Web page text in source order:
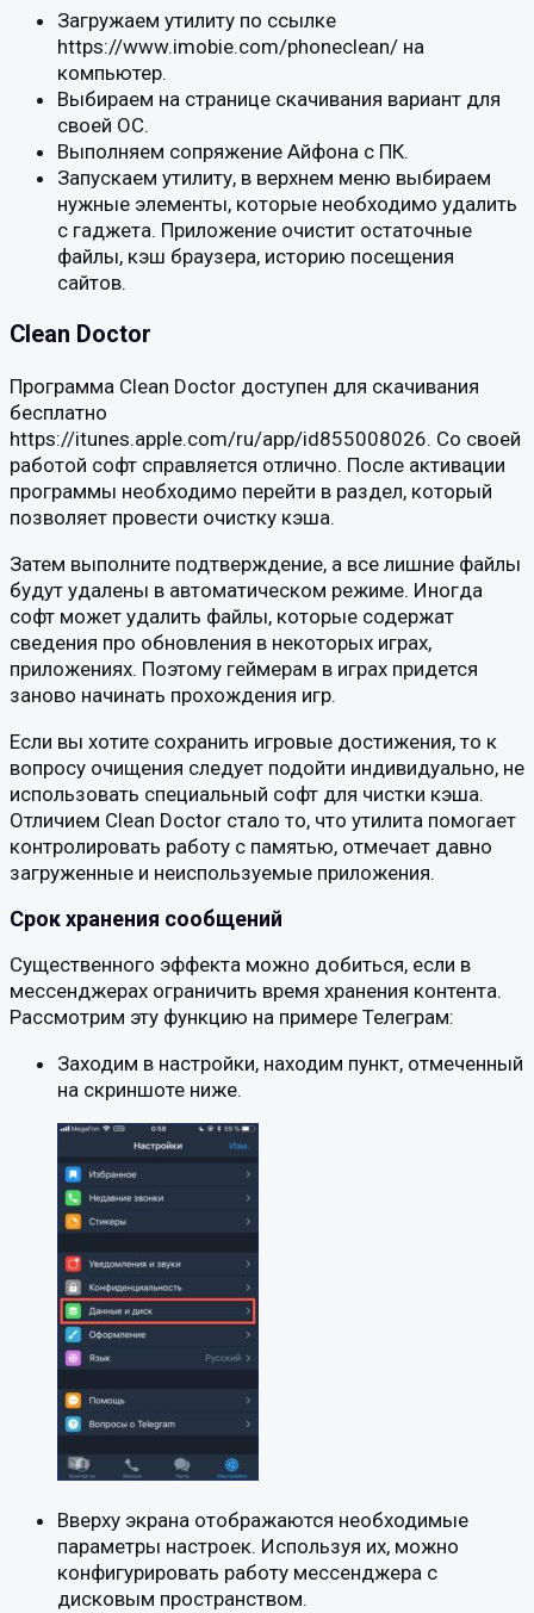
Загружаем утилиту по ссылке
https://www.imobie.com/phoneclean/ на
компьютер.
Выбираем на странице скачивания вариант для
своей ОС.
Выполняем сопряжение Айфона с ПК.
Запускаем утилиту, в верхнем меню выбираем
нужные элементы, которые необходимо удалить
с гаджета. Приложение очистит остаточные
файлы, кэш браузера, историю посещения
сайтов.
Clean Doctor
Программа Clean Doctor доступен для скачивания
бесплатно
https://itunes.apple.com/ru/app/id855008026. Со своей
работой софт справляется отлично. После активации
программы необходимо перейти в раздел, который
позволяет провести очистку кэша.
Затем выполните подтверждение, а все лишние файлы
будут удалены в автоматическом режиме. Иногда
софт может удалить файлы, которые содержат
сведения про обновления в некоторых играх,
приложениях. Поэтому геймерам в играх придется
заново начинать прохождения игр.
Если вы хотите сохранить игровые достижения, то к
вопросу очищения следует подойти индивидуально, не
использовать специальный софт для чистки кэша.
Отличием Clean Doctor стало то, что утилита помогает
контролировать работу с памятью, отмечает давно
загруженные и неиспользуемые приложения.
Срок хранения сообщений
Существенного эффекта можно добиться, если в
мессенджерах ограничить время хранения контента.
Рассмотрим эту функцию на примере Телеграм:
Заходим в настройки, находим пункт, отмеченный
на скриншоте ниже.
Вверху экрана отображаются необходимые
параметры настроек. Используя их, можно
конфигурировать работу мессенджера с
дисковым пространством.